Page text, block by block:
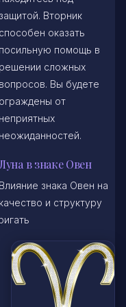
защитой. Вторник
способен оказать
посильную помощь в
решении сложных
вопросов. Вы будете
ограждены от
неприятных
неожиданностей.
в знаке Овен
Влияние знака Овен на
качество и структуру